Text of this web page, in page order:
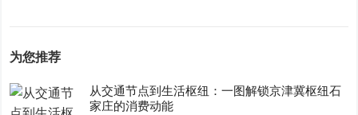
为您推荐
从交通节点到生活枢纽：一图解锁京津冀枢纽石
家庄的消费动能